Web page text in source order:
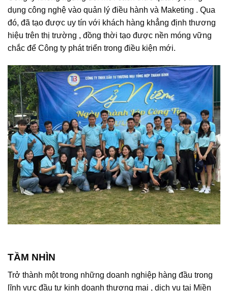
dụng công nghệ vào quản lý điều hành và Maketing . Qua
đó, đã tạo được uy tín với khách hàng khẳng định thương
hiệu trên thị trường , đồng thời tạo được nền móng vững
chắc để Công ty phát triển trong điều kiện mới.
TẦM NHÌN
Trở thành một trong những doanh nghiệp hàng đầu trong
lĩnh vực đầu tư kinh doanh thương mại , dịch vụ tại Miền